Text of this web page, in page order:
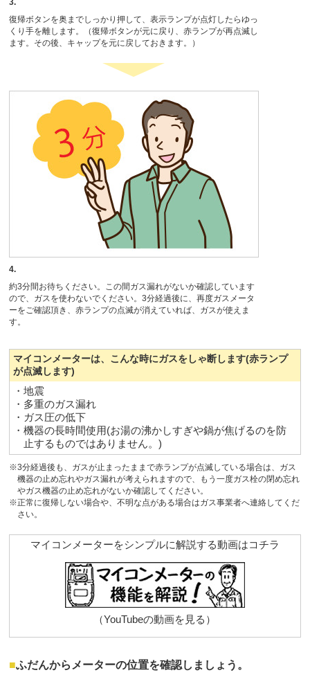
復帰ボタンを奥までしっかり押して、表示ランプが点灯したらゆっ
くり手を離します。（復帰ボタンが元に戻り、赤ランプが再点滅し
ます。その後、キャップを元に戻しておきます。）
4.
約3分間お待ちください。この間ガス漏れがないか確認しています
ので、ガスを使わないでください。3分経過後に、再度ガスメータ
ーをご確認頂き、赤ランプの点滅が消えていれば、ガスが使えま
す。
マイコンメーターは、こんな時にガスをしゃ断します(赤ランプ
が点滅します)
・地震
・多重のガス漏れ
・ガス圧の低下
・機器の長時間使用(お湯の沸かしすぎや鍋が焦げるのを防
止するものではありません。)
※3分経過後も、ガスが止まったままで赤ランプが点滅している場合は、ガス
機器の止め忘れやガス漏れが考えられますので、もう一度ガス栓の閉め忘れ
やガス機器の止め忘れがないか確認してください。
※正常に復帰しない場合や、不明な点がある場合はガス事業者へ連絡してくだ
さい。
マイコンメーターをシンプルに解説する動画はコチラ
（YouTubeの動画を見る）
ふだんからメーターの位置を確認しましょう。